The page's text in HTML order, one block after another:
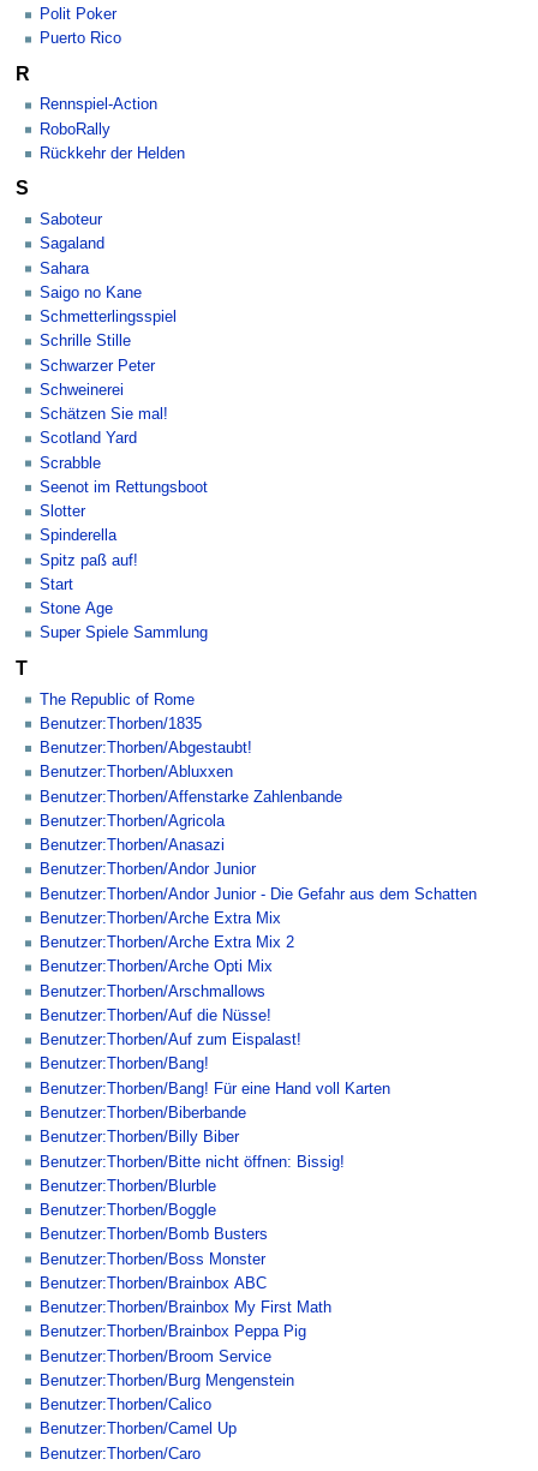
Polit Poker
Puerto Rico
R
Rennspiel-Action
RoboRally
Rückkehr der Helden
S
Saboteur
Sagaland
Sahara
Saigo no Kane
Schmetterlingsspiel
Schrille Stille
Schwarzer Peter
Schweinerei
Schätzen Sie mal!
Scotland Yard
Scrabble
Seenot im Rettungsboot
Slotter
Spinderella
Spitz paß auf!
Start
Stone Age
Super Spiele Sammlung
T
The Republic of Rome
Benutzer:Thorben/1835
Benutzer:Thorben/Abgestaubt!
Benutzer:Thorben/Abluxxen
Benutzer:Thorben/Affenstarke Zahlenbande
Benutzer:Thorben/Agricola
Benutzer:Thorben/Anasazi
Benutzer:Thorben/Andor Junior
Benutzer:Thorben/Andor Junior - Die Gefahr aus dem Schatten
Benutzer:Thorben/Arche Extra Mix
Benutzer:Thorben/Arche Extra Mix 2
Benutzer:Thorben/Arche Opti Mix
Benutzer:Thorben/Arschmallows
Benutzer:Thorben/Auf die Nüsse!
Benutzer:Thorben/Auf zum Eispalast!
Benutzer:Thorben/Bang!
Benutzer:Thorben/Bang! Für eine Hand voll Karten
Benutzer:Thorben/Biberbande
Benutzer:Thorben/Billy Biber
Benutzer:Thorben/Bitte nicht öffnen: Bissig!
Benutzer:Thorben/Blurble
Benutzer:Thorben/Boggle
Benutzer:Thorben/Bomb Busters
Benutzer:Thorben/Boss Monster
Benutzer:Thorben/Brainbox ABC
Benutzer:Thorben/Brainbox My First Math
Benutzer:Thorben/Brainbox Peppa Pig
Benutzer:Thorben/Broom Service
Benutzer:Thorben/Burg Mengenstein
Benutzer:Thorben/Calico
Benutzer:Thorben/Camel Up
Benutzer:Thorben/Caro